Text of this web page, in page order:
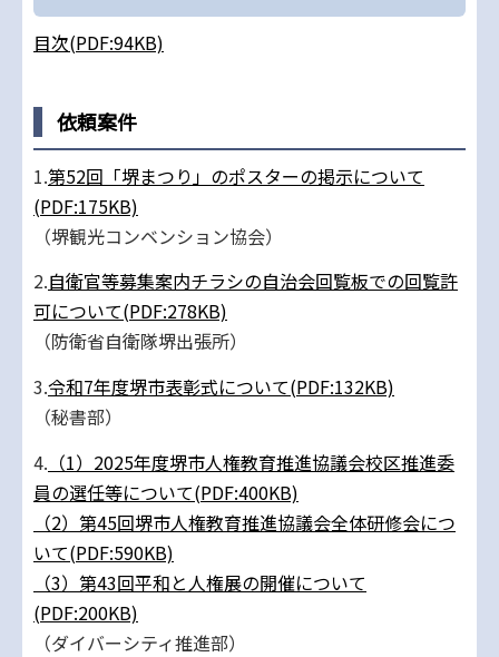
目次(PDF:94KB)
依頼案件
1.第52回「堺まつり」のポスターの掲示について
(PDF:175KB)
（堺観光コンベンション協会）
2.自衛官等募集案内チラシの自治会回覧板での回覧許
可について(PDF:278KB)
（防衛省自衛隊堺出張所）
3.令和7年度堺市表彰式について(PDF:132KB)
（秘書部）
4. （1）2025年度堺市人権教育推進協議会校区推進委
員の選任等について(PDF:400KB)
（2）第45回堺市人権教育推進協議会全体研修会につ
いて(PDF:590KB)
（3）第43回平和と人権展の開催について
(PDF:200KB)
（ダイバーシティ推進部）